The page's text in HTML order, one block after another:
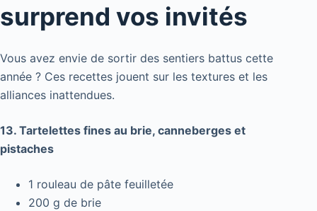
surprend vos invités
Vous avez envie de sortir des sentiers battus cette
année ? Ces recettes jouent sur les textures et les
alliances inattendues.
13. Tartelettes fines au brie, canneberges et
pistaches
1 rouleau de pâte feuilletée
200 g de brie